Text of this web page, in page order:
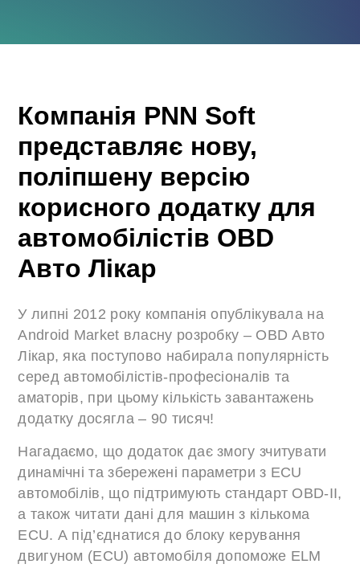
Компанія PNN Soft
представляє нову,
поліпшену версію
корисного додатку для
автомобілістів OBD
Авто Лікар
У липні 2012 року компанія опублікувала на
Android Market власну розробку – OBD Авто
Лікар, яка поступово набирала популярність
серед автомобілістів-професіоналів та
аматорів, при цьому кількість завантажень
додатку досягла – 90 тисяч!
Нагадаємо, що додаток дає змогу зчитувати
динамічні та збережені параметри з ECU
автомобілів, що підтримують стандарт OBD-II,
а також читати дані для машин з кількома
ECU. А під’єднатися до блоку керування
двигуном (ECU) автомобіля допоможе ELM